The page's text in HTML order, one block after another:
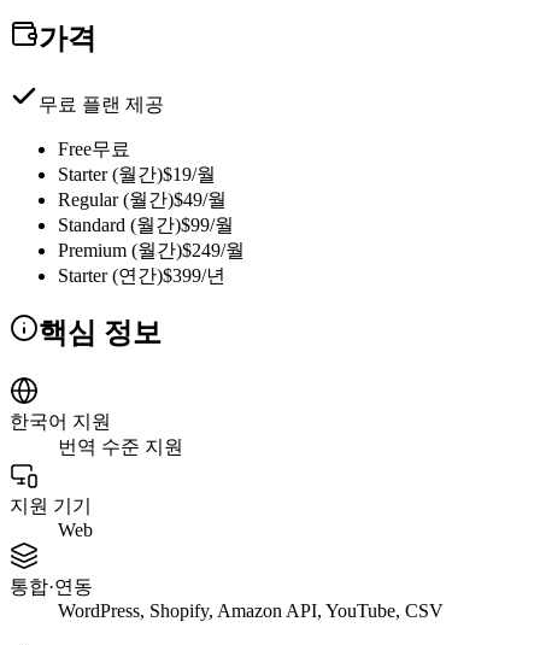
가격
무료 플랜 제공
Free무료
Starter (월간)$19/월
Regular (월간)$49/월
Standard (월간)$99/월
Premium (월간)$249/월
Starter (연간)$399/년
핵심 정보
한국어 지원
번역 수준 지원
지원 기기
Web
통합·연동
WordPress, Shopify, Amazon API, YouTube, CSV